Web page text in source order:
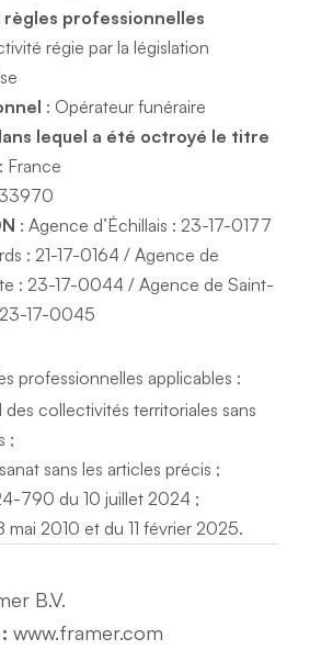
règles professionnelles
régie par la législation
: Opérateur funéraire
lequel a été octroyé le titre
: France
: Agence d’Échillais : 23-17-0177
: 21-17-0164 / Agence de
: 23-17-0044 / Agence de Saint-
23-17-0045
professionnelles applicables :
collectivités territoriales sans
;
sans les articles précis ;
790 du 10 juillet 2024 ;
mai 2010 et du 11 février 2025.
B.V.
www.framer.com